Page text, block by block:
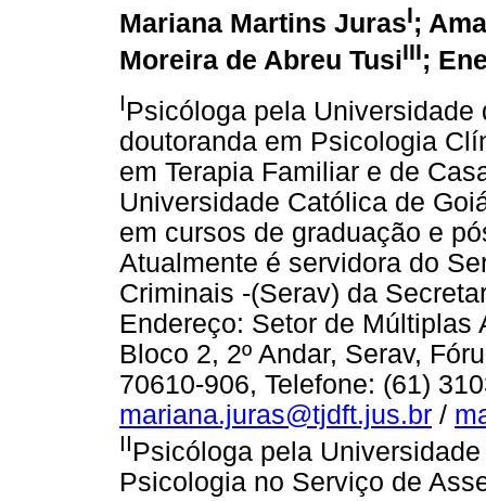
Mariana Martins JurasI;
Moreira de Abreu TusiIII;
IPsicóloga pela
doutoranda em Psicologia
em Terapia Familiar e de
Universidade Católica de
em cursos de graduação e
Atualmente é servidora do
Criminais -(Serav) da
Endereço: Setor de Múltiplas
Bloco 2, 2º Andar, Serav,
70610-906, Telefone: (61)
mariana.juras@tjdft.jus.br /
IIPsicóloga pela
Psicologia no Serviço de